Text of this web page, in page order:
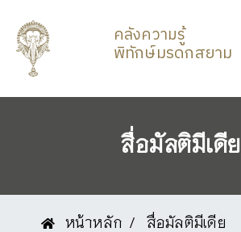
คลังความรู้
พิทักษ์มรดกสยาม
สื่อมัลติมีเดีย
หน้าหลัก
สื่อมัลติมีเดีย